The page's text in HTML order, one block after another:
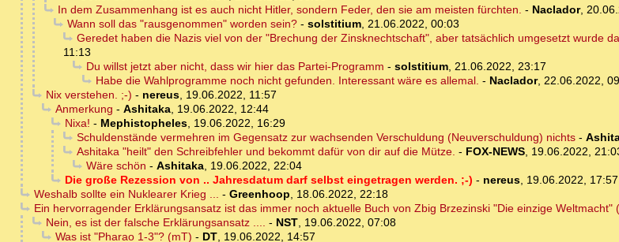
In dem Zusammenhang ist es auch nicht Hitler, sondern Feder, den sie am meisten fürchten. - Naclador,
Wann soll das "rausgenommen" worden sein?- solstitium, 21.06.2022, 00:03
Geredet haben die Nazis viel von der "Brechung der Zinsknechtschaft", aber tatsächlich umgesetzt wurde
11:13
Du willst jetzt aber nicht, dass wir hier das Partei-Programm - solstitium, 21.06.2022, 23:17
Habe die Wahlprogramme noch nicht gefunden. Interessant wäre es allemal. - Naclador, 22.06.2022,
Nix verstehen. ;-) - nereus, 19.06.2022, 11:57
Anmerkung - Ashitaka, 19.06.2022, 12:44
Nixa! - Mephistopheles, 19.06.2022, 16:29
Schuldenstände vermehren im Gegensatz zur wachsenden Verschuldung (Neuverschuldung) nichts-
Ashitaka "heilt" den Schreibfehler und bekommt dafür von dir auf die Mütze. - FOX-NEWS, 19.06.2022,
Wäre schön - Ashitaka, 19.06.2022, 22:04
Die große Rezession von .. Jahresdatum darf selbst eingetragen werden. ;-) - nereus, 19.06.2022, 17:57
Weshalb sollte ein Nuklearer Krieg ... - Greenhoop, 18.06.2022, 22:18
Ein hervorragender Erklärungsansatz ist das immer noch aktuelle Buch von Zbig Brzezinski "Die einzige Weltmacht"
Nein, es ist der falsche Erklärungsansatz .... - NST, 19.06.2022, 07:08
Was ist "Pharao 1-3"? (mT) - DT, 19.06.2022, 14:57